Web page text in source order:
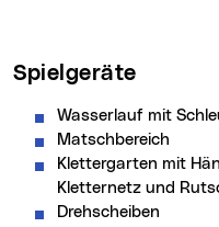
Spielgeräte
Wasserlauf mit
Matschbereich
Klettergarten mit
Kletternetz und
Drehscheiben